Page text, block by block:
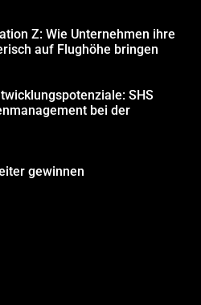
Z: Wie Unternehmen ihre
auf Flughöhe bringen
SHS
bei der
gewinnen